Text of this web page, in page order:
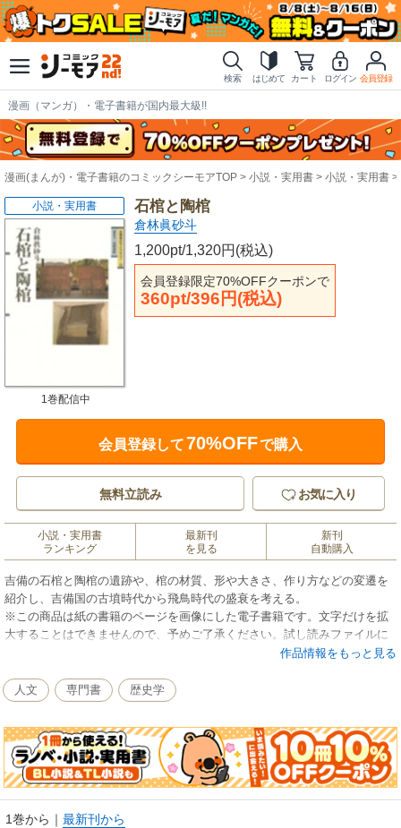
検索 はじめて カート ログイン 会員登録
漫画（マンガ）・電子書籍が国内最大級!!
漫画(まんが)・電子書籍のコミックシーモアTOP 小説・実用書 小説・実用書
石棺と陶棺
倉林眞砂斗
1,200pt/1,320円(税込)
会員登録限定70%OFFクーポンで
360pt/396円(税込)
小説・実用書
1巻配信中
会員登録して70%OFFで購入
無料立読み お気に入り
小説・実用書
ランキング
最新刊
を見る
新刊
自動購入
吉備の石棺と陶棺の遺跡や、棺の材質、形や大きさ、作り方などの変遷を
紹介し、吉備国の古墳時代から飛鳥時代の盛衰を考える。
※この商品は紙の書籍のページを画像にした電子書籍です。文字だけを拡
大することはできませんので、予めご了承ください。試し読みファイルに
より、ご購入前にお手持ちの端末での表示をご確認ください。作品情報をもっと見る
人文 専門書 歴史学
1巻から ｜ 最新刊から